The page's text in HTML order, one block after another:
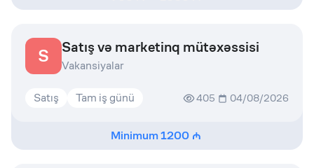
S Satış və marketinq mütəxəssisi
Vakansiyalar
Satış Tam iş günü 405 04/08/2026
Minimum1200